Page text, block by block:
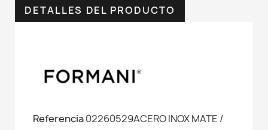
DETALLES DEL PRODUCTO
Referencia02260529ACERO INOX MATE /